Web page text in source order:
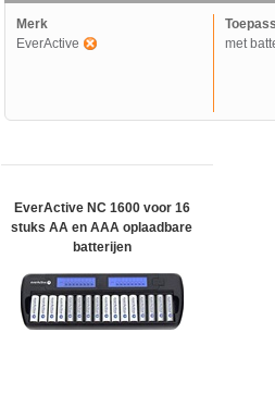
Merk
EverActive
met
EverActive NC 1600 voor 16
stuks AA en AAA oplaadbare
batterijen